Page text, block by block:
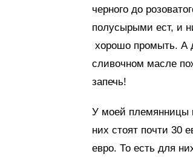
черного до
полусырыми ест, и
хорошо промыть. А
сливочном масле
запечь!
У моей племянницы
них стоят почти 30
евро. То есть для